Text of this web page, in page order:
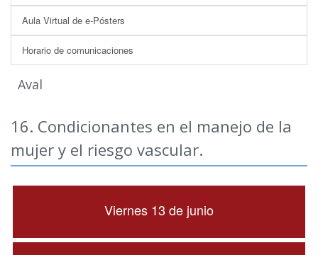
Aula Virtual de e-Pósters
Horario de comunicaciones
Aval
16. Condicionantes en el manejo de la
mujer y el riesgo vascular.
Viernes 13 de junio